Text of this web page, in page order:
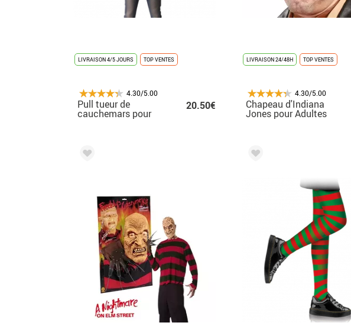
LIVRAISON 4/5 JOURS TOP VENTES
4.30/5.00
Pull tueur de
cauchemars pour
20.50€
LIVRAISON 24/48H TOP VENTES
4.30/5.00
Chapeau d'Indiana
Jones pour Adultes